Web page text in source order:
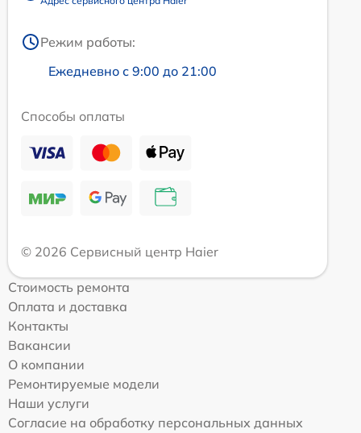
Режим работы:
Ежедневно с 9:00 до 21:00
Способы оплаты
© 2026 Сервисный центр Haier
Стоимость ремонта
Оплата и доставка
Контакты
Вакансии
О компании
Ремонтируемые модели
Наши услуги
Согласие на обработку персональных данных